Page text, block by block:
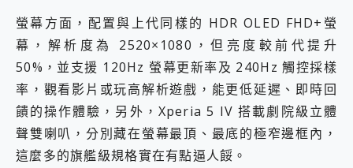
螢幕方面，配置與上代同樣的 HDR OLED FHD+螢
幕，解析度為 2520×1080，但亮度較前代提升
50%，並支援 120Hz 螢幕更新率及 240Hz 觸控採樣
率，觀看影片或玩高解析遊戲，能更低延遲、即時回
饋的操作體驗，另外，Xperia 5 IV 搭載劇院級立體
聲雙喇叭，分別藏在螢幕最頂、最底的極窄邊框內，
這麼多的旗艦級規格實在有點逼人餒。